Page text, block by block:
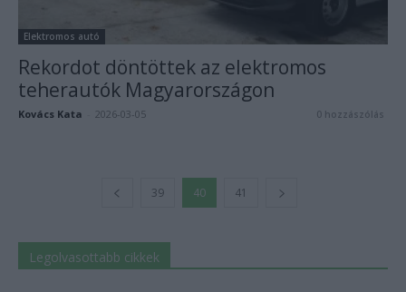
Elektromos autó
Rekordot döntöttek az elektromos
teherautók Magyarországon
Kovács Kata 2026-03-05 0 hozzászólás
39 40 41
Legolvasottabb cikkek